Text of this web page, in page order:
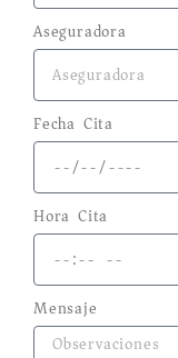
Aseguradora
Fecha Cita
Hora Cita
Mensaje